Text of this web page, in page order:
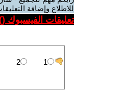
للاطلاع وإضافة
تعليقات الفيسبوك (